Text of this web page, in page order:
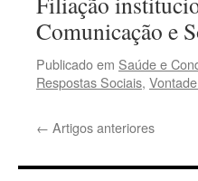
Comunicação e
Publicado em Saúde e
Respostas Sociais,
← Artigos anteriores